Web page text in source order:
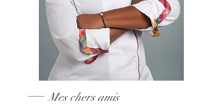
Mes chers amis